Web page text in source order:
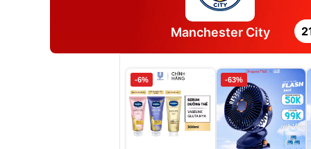
Manchester City
-6% -63%